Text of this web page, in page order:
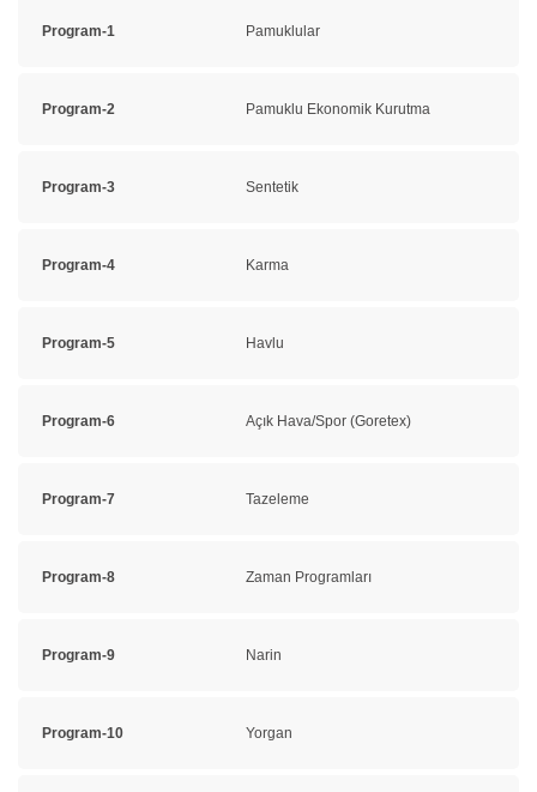
Program-1 Pamuklular
Program-2 Pamuklu Ekonomik Kurutma
Program-3 Sentetik
Program-4 Karma
Program-5 Havlu
Program-6 Açık Hava/Spor (Goretex)
Program-7 Tazeleme
Program-8 Zaman Programları
Program-9 Narin
Program-10 Yorgan